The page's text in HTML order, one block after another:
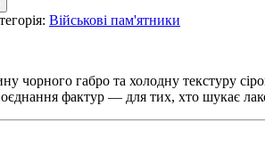
Військові пам'ятники
чорного габро та холодну текстуру
фактур — для тих, хто шукає